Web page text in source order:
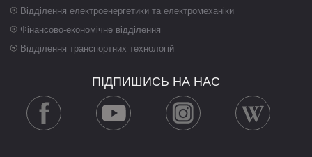
Відділення електроенергетики та електромеханіки
Фінансово-економічне відділення
Відділення транспортних технологій
ПІДПИШИСЬ НА НАС